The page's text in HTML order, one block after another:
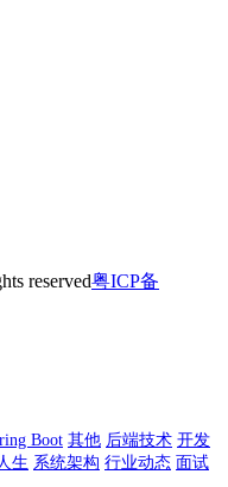
reserved粤ICP备
Boot 其他 后端技术 开发
生 系统架构 行业动态 面试